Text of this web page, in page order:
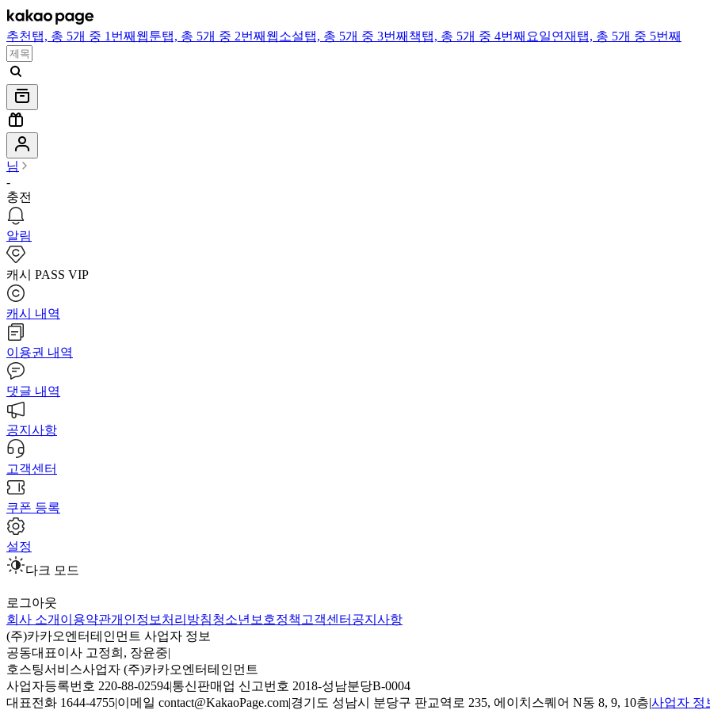
추천 탭, 총 5개 중 1번째 웹툰탭, 총 5개 중 2번째 웹소설탭, 총 5개 중 3번째 책탭, 총 5개 중 4번째 요일연재 탭, 총 5개 중 5번째
님
-
충전
알림
캐시 PASS VIP
캐시 내역
이용권 내역
댓글 내역
공지사항
고객센터
쿠폰 등록
설정
다크 모드
로그아웃
회사 소개 이용약관개인정보처리방침청소년보호정책 고객센터 공지사항
(주)카카오엔터테인먼트 사업자 정보
공동대표이사 고정희, 장윤중|
호스팅서비스사업자 (주)카카오엔터테인먼트
사업자등록번호 220-88-02594|통신판매업 신고번호 2018-성남분당B-0004
대표전화 1644-4755|이메일 contact@KakaoPage.com|경기도 성남시 분당구 판교역로 235, 에이치스퀘어 N동 8, 9, 10층|사업자 정